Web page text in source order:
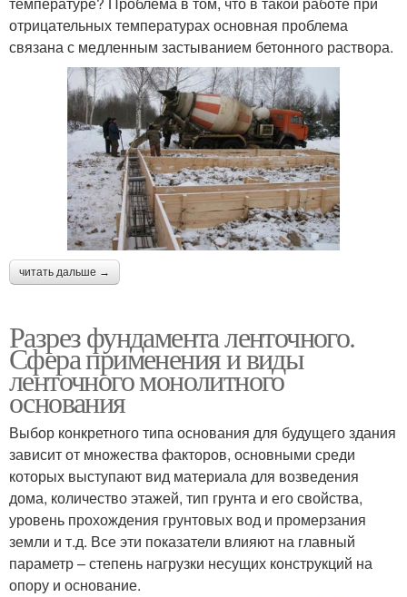
отрицательных температурах основная проблема
связана с медленным застыванием бетонного раствора.
читать дальше →
Разрез фундамента ленточного.
Сфера применения и виды
ленточного монолитного
основания
Выбор конкретного типа основания для будущего здания
зависит от множества факторов, основными среди
которых выступают вид материала для возведения
дома, количество этажей, тип грунта и его свойства,
уровень прохождения грунтовых вод и промерзания
земли и т.д. Все эти показатели влияют на главный
параметр – степень нагрузки несущих конструкций на
опору и основание.